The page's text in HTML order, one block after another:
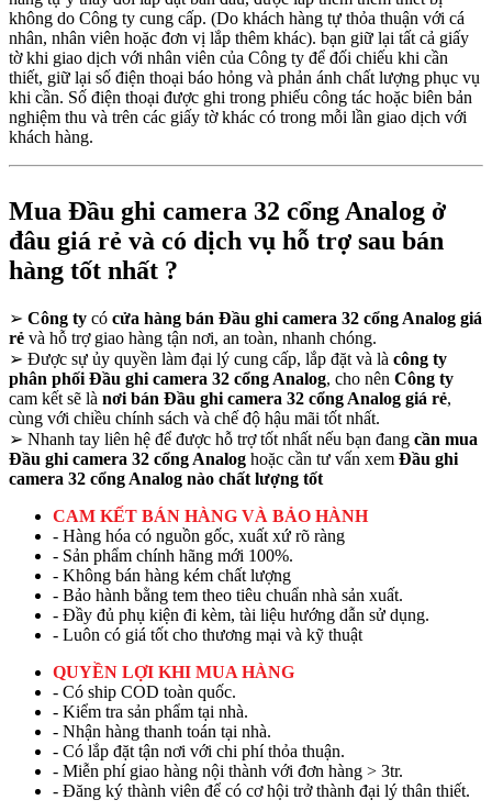
không do Công ty cung cấp. (Do khách hàng tự thỏa thuận với cá
nhân, nhân viên hoặc đơn vị lắp thêm khác). bạn giữ lại tất cả giấy
tờ khi giao dịch với nhân viên của Công ty để đối chiếu khi cần
thiết, giữ lại số điện thoại báo hỏng và phản ánh chất lượng phục vụ
khi cần. Số điện thoại được ghi trong phiếu công tác hoặc biên bản
nghiệm thu và trên các giấy tờ khác có trong mỗi lần giao dịch với
khách hàng.
Mua Đầu ghi camera 32 cổng Analog ở
đâu giá rẻ và có dịch vụ hỗ trợ sau bán
hàng tốt nhất ?
➢ Công ty có cửa hàng bán Đầu ghi camera 32 cổng Analog giá
rẻ và hỗ trợ giao hàng tận nơi, an toàn, nhanh chóng.
➢ Được sự ủy quyền làm đại lý cung cấp, lắp đặt và là công ty
phân phối Đầu ghi camera 32 cổng Analog, cho nên Công ty
cam kết sẽ là nơi bán Đầu ghi camera 32 cổng Analog giá rẻ,
cùng với chiều chính sách và chế độ hậu mãi tốt nhất.
➢ Nhanh tay liên hệ để được hỗ trợ tốt nhất nếu bạn đang cần mua
Đầu ghi camera 32 cổng Analog hoặc cần tư vấn xem Đầu ghi
camera 32 cổng Analog nào chất lượng tốt
CAM KẾT BÁN HÀNG VÀ BẢO HÀNH
- Hàng hóa có nguồn gốc, xuất xứ rõ ràng
- Sản phẩm chính hãng mới 100%.
- Không bán hàng kém chất lượng
- Bảo hành bằng tem theo tiêu chuẩn nhà sản xuất.
- Đầy đủ phụ kiện đi kèm, tài liệu hướng dẫn sử dụng.
- Luôn có giá tốt cho thương mại và kỹ thuật
QUYỀN LỢI KHI MUA HÀNG
- Có ship COD toàn quốc.
- Kiểm tra sản phẩm tại nhà.
- Nhận hàng thanh toán tại nhà.
- Có lắp đặt tận nơi với chi phí thỏa thuận.
- Miễn phí giao hàng nội thành với đơn hàng > 3tr.
- Đăng ký thành viên để có cơ hội trở thành đại lý thân thiết.